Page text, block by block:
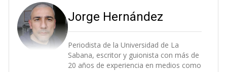
Jorge Hernández
Periodista de la Universidad de La
Sabana, escritor y guionista con más de
20 años de experiencia en medios como